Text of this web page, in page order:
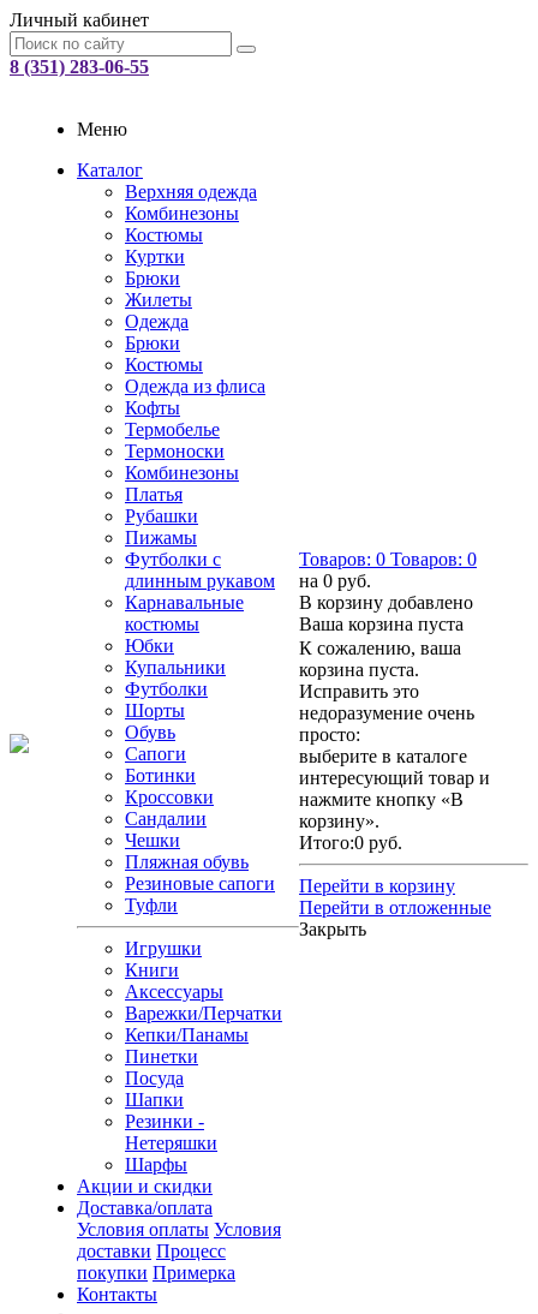
Личный кабинет
8 (351) 283-06-55
Меню
Каталог
Верхняя одежда
Комбинезоны
Костюмы
Куртки
Брюки
Жилеты
Одежда
Брюки
Костюмы
Одежда из флиса
Кофты
Термобелье
Термоноски
Комбинезоны
Платья
Рубашки
Пижамы
Футболки с
длинным рукавом
Карнавальные
костюмы
Юбки
Купальники
Футболки
Шорты
Обувь
Сапоги
Ботинки
Кроссовки
Сандалии
Чешки
Пляжная обувь
Резиновые сапоги
Туфли
Игрушки
Книги
Аксессуары
Варежки/Перчатки
Кепки/Панамы
Пинетки
Посуда
Шапки
Резинки -
Нетеряшки
Шарфы
Акции и скидки
Доставка/оплата
Условия оплаты Условия
доставки Процесс
покупки Примерка
Контакты
Товаров: 0 Товаров: 0
на 0 руб.
В корзину добавлено
Ваша корзина пуста
К сожалению, ваша
корзина пуста.
Исправить это
недоразумение очень
просто:
выберите в каталоге
интересующий товар и
нажмите кнопку «В
корзину».
Итого:0 руб.
Перейти в корзину
Перейти в отложенные
Закрыть